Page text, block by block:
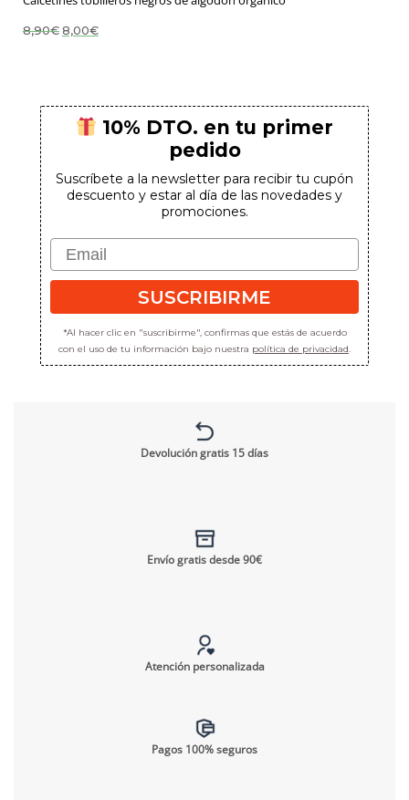
8,90€ El
precio
8,00€El
precio
10% DTO. en tu primer
pedido
Suscríbete a la newsletter para recibir tu cupón
descuento y estar al día de las novedades y
promociones.
Email
SUSCRIBIRME
*Al hacer clic en "suscribirme", confirmas que estás de acuerdo
con el uso de tu información bajo nuestra política de privacidad.
Devolución gratis 15 días
Envío gratis desde 90€
Atención personalizada
Pagos 100% seguros